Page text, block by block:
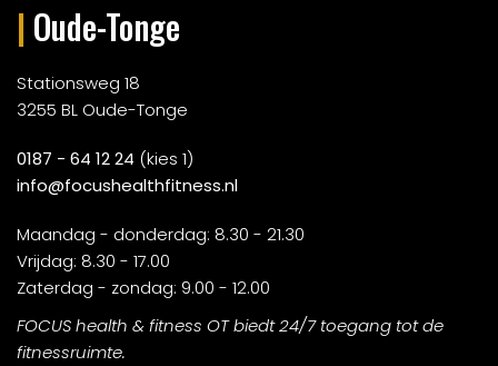
| Oude-Tonge
Stationsweg 18
3255 BL Oude-Tonge
0187 - 64 12 24 (kies 1)
info@focushealthfitness.nl
Maandag - donderdag: 8.30 - 21.30
Vrijdag: 8.30 - 17.00
Zaterdag - zondag: 9.00 - 12.00
FOCUS health & fitness OT biedt 24/7 toegang tot de
fitnessruimte.